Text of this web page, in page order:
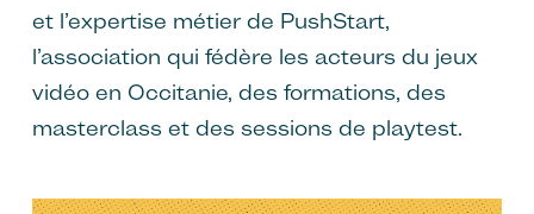
et l’expertise métier de PushStart,
l’association qui fédère les acteurs du jeux
vidéo en Occitanie, des formations, des
masterclass et des sessions de playtest.